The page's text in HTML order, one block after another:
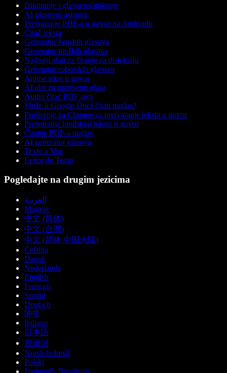
Diktiranje i glasovno tipkanje
AI glasovni asistent
Pretvaranje PDF-a u govor na Androidu
Čitač teksta
Generator ženskih glasova
Generator muških glasova
Najbolji alati za čitanje za disleksiju
Generator robotskih glasova
Anime tekst u govor
AI alat za promjenu glasa
Audio čitač PDF-ova
Može li Google Docs čitati naglas?
Proširenje za Chrome za pretvaranje teksta u govor
Pretvaranje hindskog teksta u govor
Čitanje PDF-a naglas
AI generator glasova
Texto a Voz
Leitor de Texto
Pogledajte na drugim jezicima
العربية
Magyar
中文 (简体)
中文 (台灣)
中文 (简体 中国大陆)
Čeština
Dansk
Nederlands
English
Français
Suomi
Deutsch
हिन्दी
Italiano
日本語
한국어
Norsk bokmål
Polski